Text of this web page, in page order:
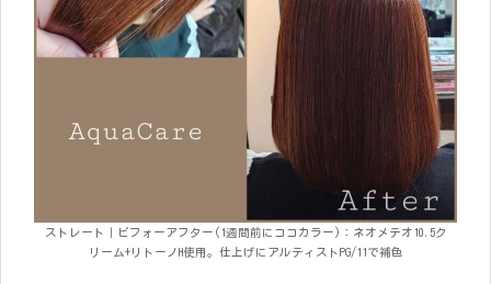
ストレート｜ビフォーアフター(1週間前にココカラー)：ネオメテオ10.5ク
リーム+リトーノH使用。仕上げにアルティストPG/11で補色